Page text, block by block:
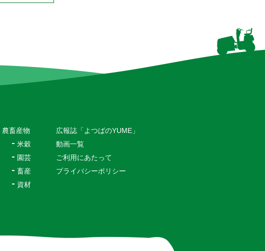
農畜産物
米穀
園芸
畜産
資材
広報誌「よつばのYUME」
動画一覧
ご利用にあたって
プライバシーポリシー